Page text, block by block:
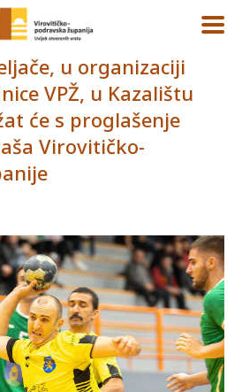
u organizaciji
VPŽ, u Kazalištu
će s proglašenje
Virovitičko-